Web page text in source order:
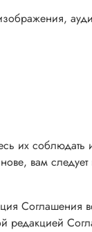
их соблюдать
вам следует
Соглашения
редакцией